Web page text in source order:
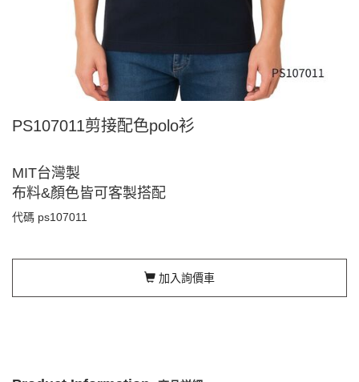
PS107011剪接配色polo衫
MIT台灣製
布料&顏色皆可客製搭配
代碼 ps107011
加入詢價車